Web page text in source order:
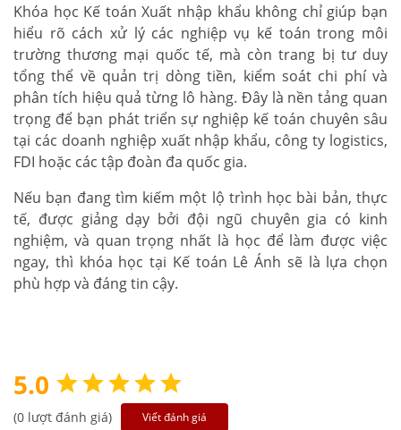
Khóa học Kế toán Xuất nhập khẩu không chỉ giúp bạn
hiểu rõ cách xử lý các nghiệp vụ kế toán trong môi
trường thương mại quốc tế, mà còn trang bị tư duy
tổng thể về quản trị dòng tiền, kiểm soát chi phí và
phân tích hiệu quả từng lô hàng. Đây là nền tảng quan
trọng để bạn phát triển sự nghiệp kế toán chuyên sâu
tại các doanh nghiệp xuất nhập khẩu, công ty logistics,
FDI hoặc các tập đoàn đa quốc gia.
Nếu bạn đang tìm kiếm một lộ trình học bài bản, thực
tế, được giảng dạy bởi đội ngũ chuyên gia có kinh
nghiệm, và quan trọng nhất là học để làm được việc
ngay, thì khóa học tại Kế toán Lê Ánh sẽ là lựa chọn
phù hợp và đáng tin cậy.
5.0
(0 lượt đánh giá) Viết đánh giá